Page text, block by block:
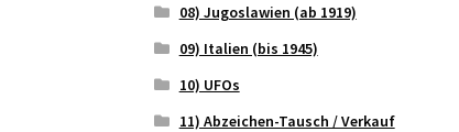
08) Jugoslawien (ab 1919)
09) Italien (bis 1945)
10) UFOs
11) Abzeichen-Tausch / Verkauf